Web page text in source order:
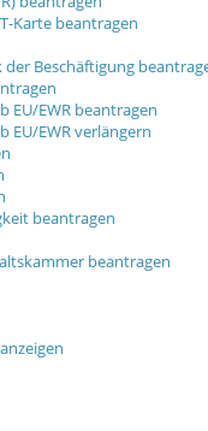
Karte beantragen
Beschäftigung
EU/EWR beantragen
EU/EWR verlängern
beantragen
beantragen